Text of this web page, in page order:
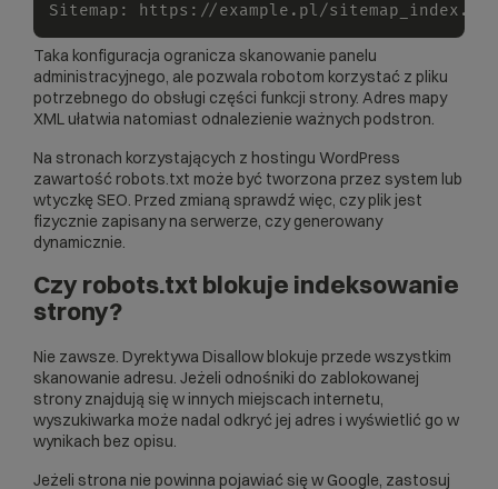
Sitemap : https : //example.pl/sitemap_index.xml
Taka konfiguracja ogranicza skanowanie panelu
administracyjnego, ale pozwala robotom korzystać z pliku
potrzebnego do obsługi części funkcji strony. Adres mapy
XML ułatwia natomiast odnalezienie ważnych podstron.
Na stronach korzystających z hostingu WordPress
zawartość robots.txt może być tworzona przez system lub
wtyczkę SEO. Przed zmianą sprawdź więc, czy plik jest
fizycznie zapisany na serwerze, czy generowany
dynamicznie.
Czy robots.txt blokuje indeksowanie
strony?
Nie zawsze. Dyrektywa Disallow blokuje przede wszystkim
skanowanie adresu. Jeżeli odnośniki do zablokowanej
strony znajdują się w innych miejscach internetu,
wyszukiwarka może nadal odkryć jej adres i wyświetlić go w
wynikach bez opisu.
Jeżeli strona nie powinna pojawiać się w Google, zastosuj